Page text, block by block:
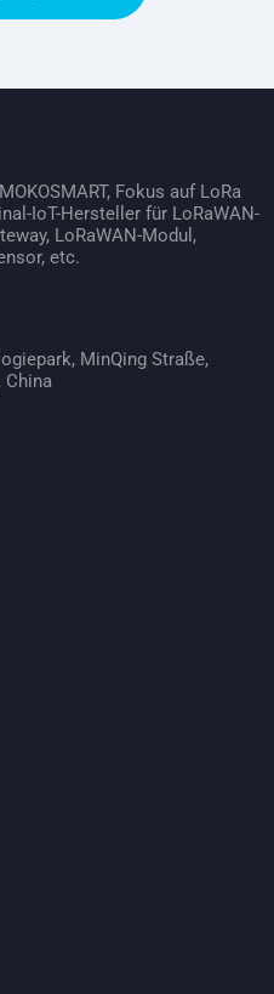
Fokus auf LoRa
IoT-Hersteller für LoRaWAN-
LoRaWAN-Modul,
etc.
MinQing Straße,
China